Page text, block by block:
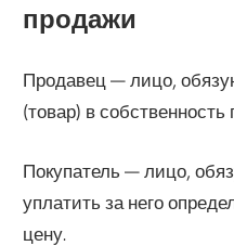
продажи
Продавец — лицо,
(товар) в собственность
Покупатель — лицо,
уплатить за него
цену.